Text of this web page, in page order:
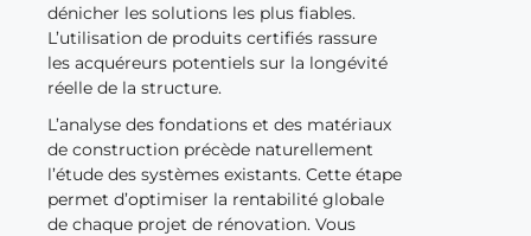
dénicher les solutions les plus fiables.
L’utilisation de produits certifiés rassure
les acquéreurs potentiels sur la longévité
réelle de la structure.
L’analyse des fondations et des matériaux
de construction précède naturellement
l’étude des systèmes existants. Cette étape
permet d’optimiser la rentabilité globale
de chaque projet de rénovation. Vous